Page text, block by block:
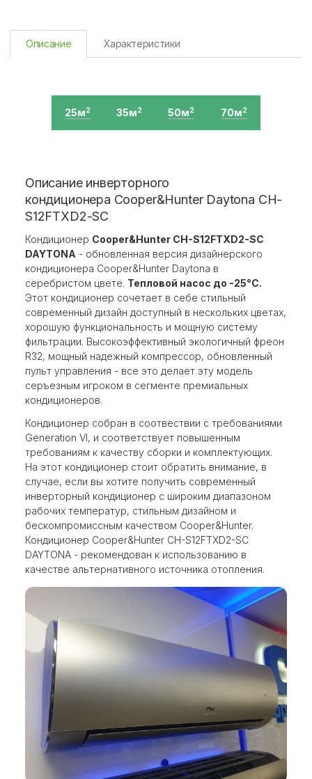
Описание Характеристики
25м2 35м2 50м2 70м2
Описание инверторного
кондиционера Cooper&Hunter Daytona CH-
S12FTXD2-SC
Кондиционер Cooper&Hunter CH-S12FTXD2-SC
DAYTONA - обновленная версия дизайнерского
кондиционера Cooper&Hunter Daytona в
серебристом цвете. Тепловой насос до -25°С.
Этот кондиционер сочетает в себе стильный
современный дизайн доступный в нескольких цветах,
хорошую функциональность и мощную систему
фильтрации. Высокоэффективный экологичный фреон
R32, мощный надежный компрессор, обновленный
пульт управления - все это делает эту модель
серъезным игроком в сегменте премиальных
кондиционеров.
Кондиционер собран в соотвествии с требованиями
Generation VI, и соответствует повышенным
требованиям к качеству сборки и комплектующих.
На этот кондиционер стоит обратить внимание, в
случае, если вы хотите получить современный
инверторный кондиционер с широким диапазоном
рабочих температур, стильным дизайном и
бескомпромиссным качеством Cooper&Hunter.
Кондиционер Cooper&Hunter CH-S12FTXD2-SC
DAYTONA - рекомендован к использованию в
качестве альтернативного источника отопления.